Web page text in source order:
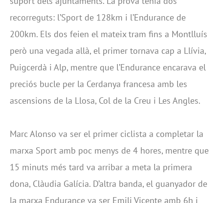
recorreguts: l’Sport de 128km i l’Endurance de
200km. Els dos feien el mateix tram fins a Montlluís
però una vegada allà, el primer tornava cap a Llívia,
Puigcerdà i Alp, mentre que l’Endurance encarava el
preciós bucle per la Cerdanya francesa amb les
ascensions de la Llosa, Col de la Creu i Les Angles.
Marc Alonso va ser el primer ciclista a completar la
marxa Sport amb poc menys de 4 hores, mentre que
15 minuts més tard va arribar a meta la primera
dona, Clàudia Galícia. D’altra banda, el guanyador de
la marxa Endurance va ser Emili Vicente amb 6h i